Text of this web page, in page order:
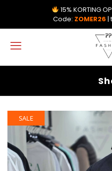
15% KORTING
Code: ZOMER26 |
SALE
SALE
SALE